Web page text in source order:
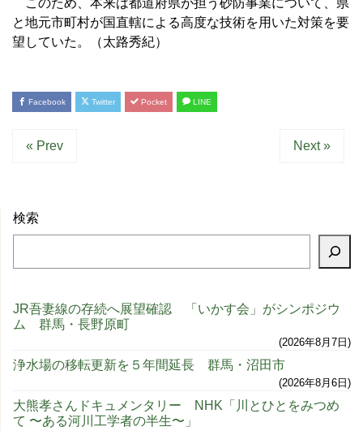
と地元市町村が国直轄による高度な技術を用いた対策を要
望していた。（太路秀紀）
Facebook Twitter Pocket LINE
« Prev Next »
検索
JR吾妻線の存続へ展望確認 「いかす会」がシンポジウ
ム 群馬・長野原町
2026年8月7日
浄水場の移転更新を５年間延長 群馬・沼田市
2026年8月6日
大熊孝さんドキュメンタリー NHK「川とひとをみつめ
て 〜ある河川工学者の半生〜」